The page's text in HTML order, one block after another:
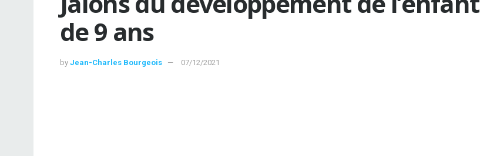
de 9 ans
by Jean-Charles Bourgeois 07/12/2021